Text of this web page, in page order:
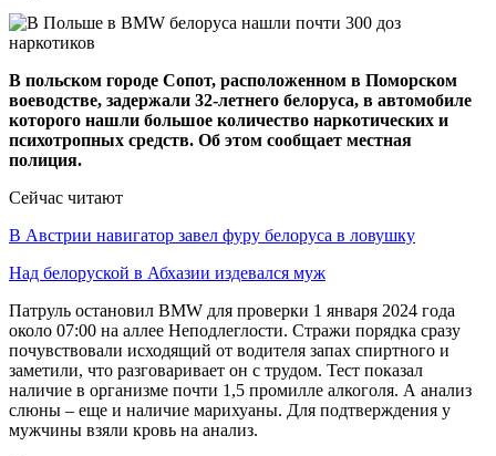
В польском городе Сопот, расположенном в Поморском
воеводстве, задержали 32-летнего белоруса, в автомобиле
которого нашли большое количество наркотических и
психотропных средств. Об этом сообщает местная
полиция.
Сейчас читают
В Австрии навигатор завел фуру белоруса в ловушку
Над белоруской в Абхазии издевался муж
Патруль остановил BMW для проверки 1 января 2024 года
около 07:00 на аллее Неподлеглости. Стражи порядка сразу
почувствовали исходящий от водителя запах спиртного и
заметили, что разговаривает он с трудом. Тест показал
наличие в организме почти 1,5 промилле алкоголя. А анализ
слюны – еще и наличие марихуаны. Для подтверждения у
мужчины взяли кровь на анализ.